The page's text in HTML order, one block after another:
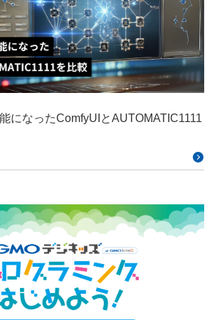
になったComfyUIとAUTOMATIC1111